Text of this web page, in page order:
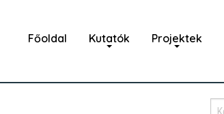
Főoldal Kutatók Projektek